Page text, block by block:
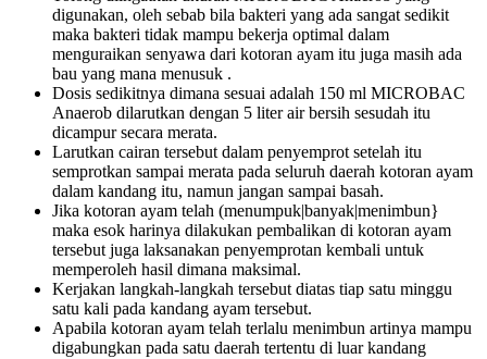
digunakan, oleh sebab bila bakteri yang ada sangat sedikit
maka bakteri tidak mampu bekerja optimal dalam
menguraikan senyawa dari kotoran ayam itu juga masih ada
bau yang mana menusuk .
Dosis sedikitnya dimana sesuai adalah 150 ml MICROBAC
Anaerob dilarutkan dengan 5 liter air bersih sesudah itu
dicampur secara merata.
Larutkan cairan tersebut dalam penyemprot setelah itu
semprotkan sampai merata pada seluruh daerah kotoran ayam
dalam kandang itu, namun jangan sampai basah.
Jika kotoran ayam telah (menumpuk|banyak|menimbun}
maka esok harinya dilakukan pembalikan di kotoran ayam
tersebut juga laksanakan penyemprotan kembali untuk
memperoleh hasil dimana maksimal.
Kerjakan langkah-langkah tersebut diatas tiap satu minggu
satu kali pada kandang ayam tersebut.
Apabila kotoran ayam telah terlalu menimbun artinya mampu
digabungkan pada satu daerah tertentu di luar kandang